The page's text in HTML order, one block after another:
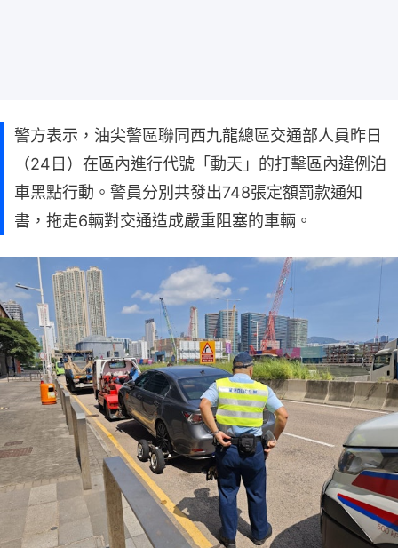
警方表示，油尖警區聯同西九龍總區交通部人員昨日
（24日）在區內進行代號「動天」的打擊區內違例泊
車黑點行動。警員分別共發出748張定額罰款通知
書，拖走6輛對交通造成嚴重阻塞的車輛。